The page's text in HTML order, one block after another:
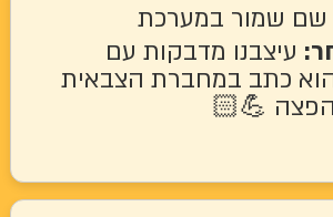
במערכת
מדבקות עם
במחברת הצבאית
💪🏻